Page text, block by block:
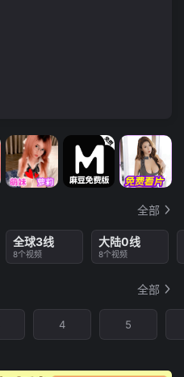
全部
全球3线
8个视频
大陆0线
8个视频
全部
4 5